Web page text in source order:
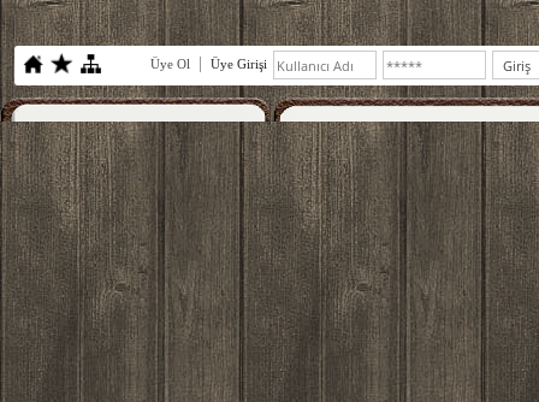
Üye Ol Üye Girişi